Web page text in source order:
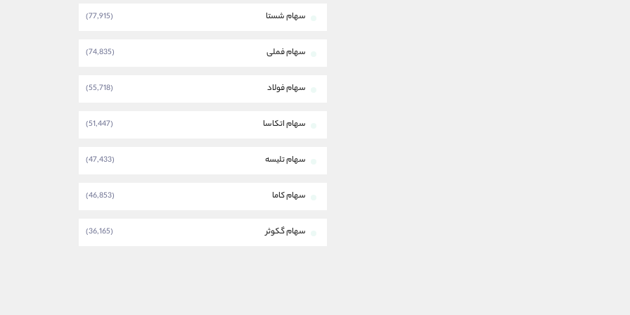
سهام شستا (77,915)
سهام فملی (74,835)
سهام فولاد (55,718)
سهام اتکاسا (51,447)
سهام تلیسه (47,433)
سهام کاما (46,853)
سهام گکوثر (36,165)